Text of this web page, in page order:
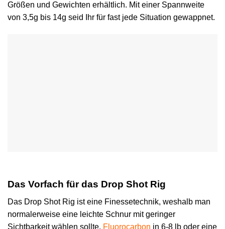
Größen und Gewichten erhältlich. Mit einer Spannweite
von 3,5g bis 14g seid Ihr für fast jede Situation gewappnet.
Das Vorfach für das Drop Shot Rig
Das Drop Shot Rig ist eine Finessetechnik, weshalb man
normalerweise eine leichte Schnur mit geringer
Sichtbarkeit wählen sollte. Fluorocarbon in 6-8 lb oder eine